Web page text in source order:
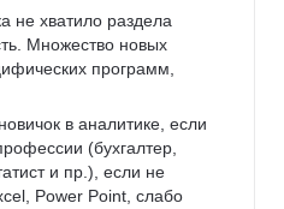
не хватило раздела
Множество новых
программ,
в аналитике, если
(бухгалтер,
и пр.), если не
Power Point, слабо